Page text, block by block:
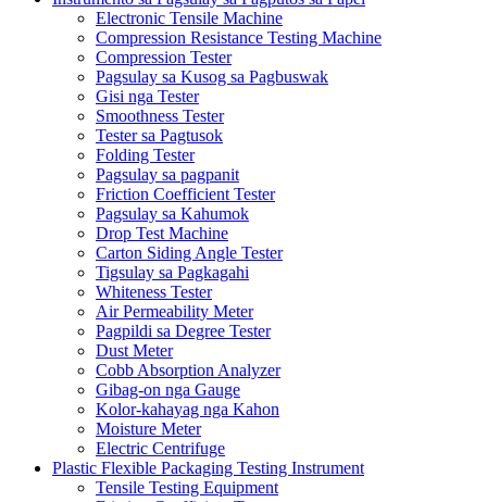
Electronic Tensile Machine
Compression Resistance Testing Machine
Compression Tester
Pagsulay sa Kusog sa Pagbuswak
Gisi nga Tester
Smoothness Tester
Tester sa Pagtusok
Folding Tester
Pagsulay sa pagpanit
Friction Coefficient Tester
Pagsulay sa Kahumok
Drop Test Machine
Carton Siding Angle Tester
Tigsulay sa Pagkagahi
Whiteness Tester
Air Permeability Meter
Pagpildi sa Degree Tester
Dust Meter
Cobb Absorption Analyzer
Gibag-on nga Gauge
Kolor-kahayag nga Kahon
Moisture Meter
Electric Centrifuge
Plastic Flexible Packaging Testing Instrument
Tensile Testing Equipment